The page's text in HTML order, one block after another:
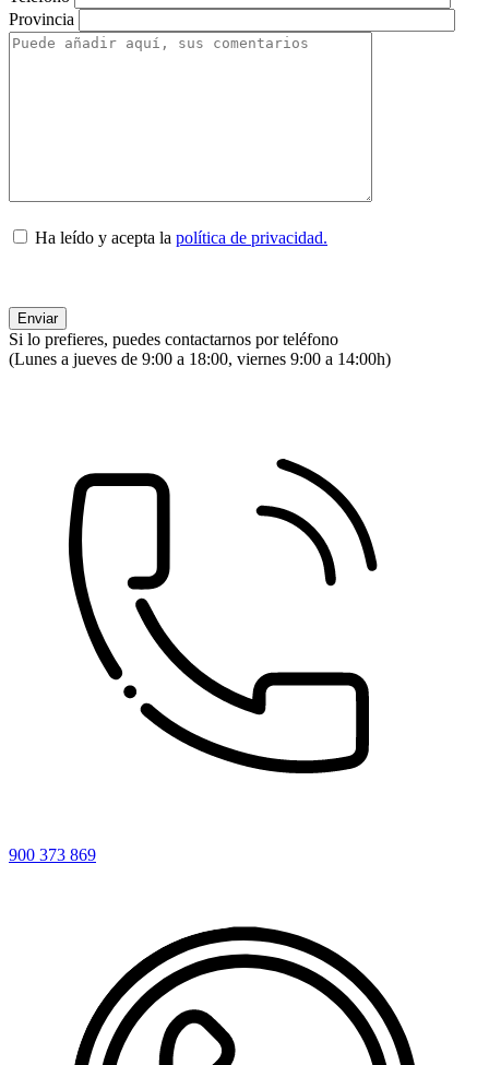
Provincia
Ha leído y acepta la política de privacidad.
Si lo prefieres, puedes contactarnos por teléfono
(Lunes a jueves de 9:00 a 18:00, viernes 9:00 a 14:00h)
900 373 869